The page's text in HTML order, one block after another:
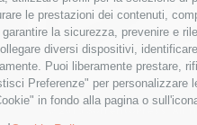
le prestazioni dei contenuti,
la sicurezza, prevenire e
diversi dispositivi,
Puoi liberamente prestare,
Preferenze" per
in fondo alla pagina o
© 2015 SorrentoPress. All